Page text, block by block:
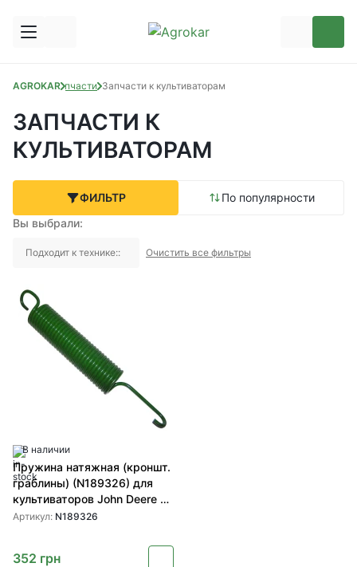
AGROKARЗапчасти Запчасти к культиваторам
ЗАПЧАСТИ К
КУЛЬТИВАТОРАМ
ФИЛЬТР
По популярности
Вы выбрали:
Подходит к технике:: Очистить все фильтры
В наличии
Пружина натяжная (кроншт.
граблины) (N189326) для
культиваторов John Deere от
SHOUP
Артикул: N189326
352 грн